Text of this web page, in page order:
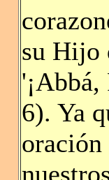
su Hijo
6). Ya